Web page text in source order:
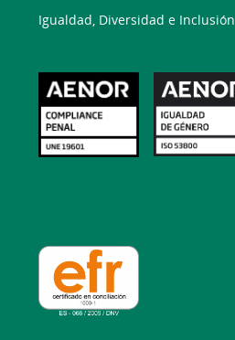
Igualdad, Diversidad e Inclusión